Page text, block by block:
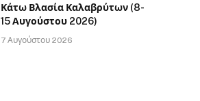
Κάτω Βλασία Καλαβρύτων (8-
15 Αυγούστου 2026)
7 Αυγούστου 2026